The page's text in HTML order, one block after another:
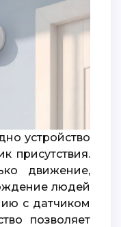
присутствия.
движение,
людей
с датчиком
позволяет